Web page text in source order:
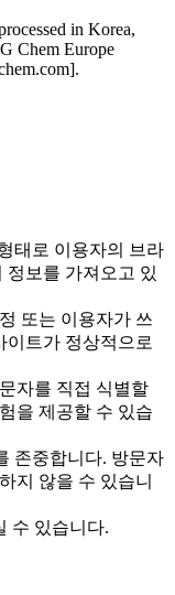
in Korea,
Chem Europe
태로 이용자의 브라
정보를 가져오고 있
또는 이용자가 쓰
이트가 정상적으로
자를 직접 식별할
을 제공할 수 있습
존중합니다. 방문자
지 않을 수 있습니
수 있습니다.